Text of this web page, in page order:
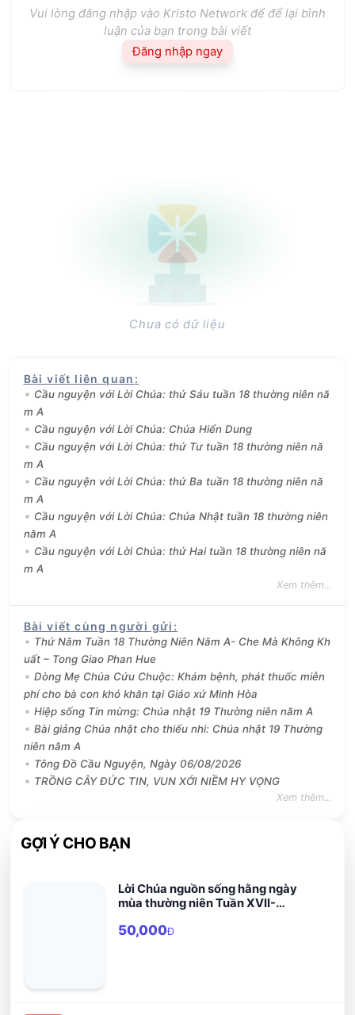
Vui lòng đăng nhập vào Kristo Network để để lại bình
luận của bạn trong bài viết
Đăng nhập ngay
Chưa có dữ liệu
Bài viết liên quan :
Cầu nguyện với Lời Chúa: thứ Sáu tuần 18 thường niên nă
m A
Cầu nguyện với Lời Chúa: Chúa Hiển Dung
Cầu nguyện với Lời Chúa: thứ Tư tuần 18 thường niên nă
m A
Cầu nguyện với Lời Chúa: thứ Ba tuần 18 thường niên nă
m A
Cầu nguyện với Lời Chúa: Chúa Nhật tuần 18 thường niên
năm A
Cầu nguyện với Lời Chúa: thứ Hai tuần 18 thường niên nă
m A
Xem thêm...
Bài viết cùng người gửi :
Thứ Năm Tuần 18 Thường Niên Năm A- Che Mà Không Kh
uất – Tong Giao Phan Hue
Dòng Mẹ Chúa Cứu Chuộc: Khám bệnh, phát thuốc miễn
phí cho bà con khó khăn tại Giáo xứ Minh Hòa
Hiệp sống Tin mừng: Chúa nhật 19 Thường niên năm A
Bài giảng Chúa nhật cho thiếu nhi: Chúa nhật 19 Thường
niên năm A
Tông Đồ Cầu Nguyện, Ngày 06/08/2026
TRỒNG CÂY ĐỨC TIN, VUN XỚI NIỀM HY VỌNG
Xem thêm...
GỢI Ý CHO BẠN
Lời Chúa nguồn sống hằng ngày
mùa thường niên Tuần XVII-
50,000Đ